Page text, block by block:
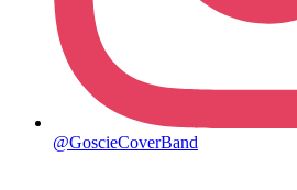
@GoscieCoverBand